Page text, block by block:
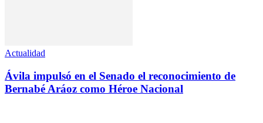
Actualidad
Ávila impulsó en el Senado el reconocimiento de
Bernabé Aráoz como Héroe Nacional